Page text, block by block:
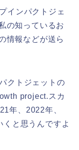
インパクトジェ
の知っているお
情報などが送ら
クトジェットの
project.スカ
年、2022年、
と思うんですよ